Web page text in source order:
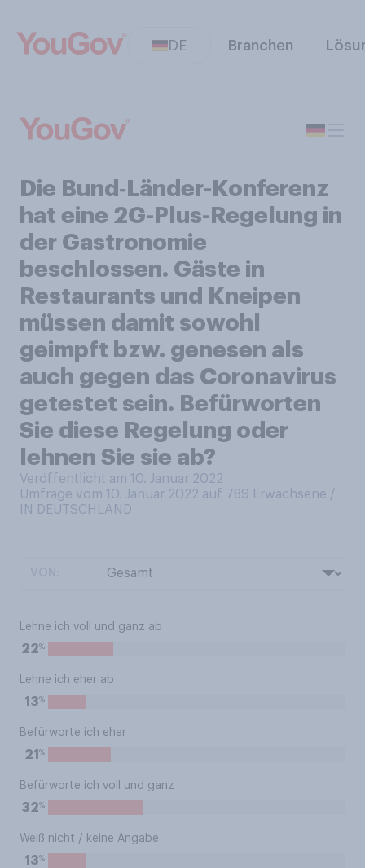
DE Branchen
Die Bund‑Länder-Konferenz
hat eine 2G-Plus-Regelung in
der Gastronomie
beschlossen. Gäste in
Restaurants und Kneipen
müssen damit sowohl
geimpft bzw. genesen als
auch gegen das Coronavirus
getestet sein. Befürworten
Sie diese Regelung oder
lehnen Sie sie ab?
Veröffentlicht am 10. Januar 2022
Umfrage vom 10. Januar 2022 auf 789 Erwachsene /
IN DEUTSCHLAND
Lehne ich voll und ganz ab
22%
Lehne ich eher ab
13%
Befürworte ich eher
21 %
Befürworte ich voll und ganz
32%
Weiß nicht / keine Angabe
13%